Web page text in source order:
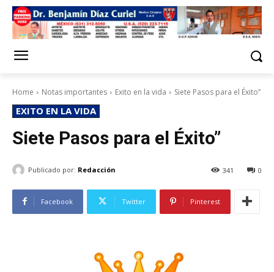
Home Notas importantes Exito en la vida Siete Pasos para el Éxito”
EXITO EN LA VIDA
Siete Pasos para el Éxito”
Publicado por: Redacción 0
341
Facebook Twitter Pinterest